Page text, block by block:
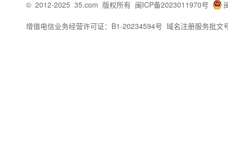
© 2012-2025 35.com 版权所有 闽ICP备2023011970号
增值电信业务经营许可证：B1-20234594号 域名注册服务批文